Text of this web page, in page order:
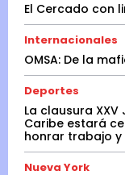
El Cercado con
Internacionales
OMSA: De la
Deportes
La clausura
Caribe estará
honrar trabajo
Nueva York